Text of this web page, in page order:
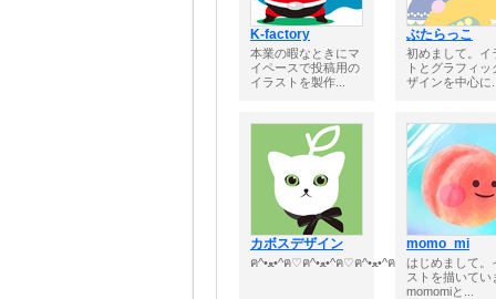
K-factory
本業の暇なときにマ
イペースで投稿用の
イラストを製作...
ぶたらっこ
初めまして。イ
トとグラフィッ
ザインを中心に
カボスデザイン
ฅ^•ﻌ•^ฅ♡ฅ^•ﻌ•^ฅ♡ฅ^•ﻌ•^ฅ♡ฅ...
momo_mi
はじめまして。
ストを描いてい
momomiと...